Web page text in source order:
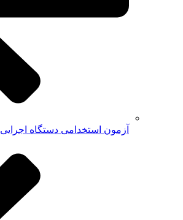
آزمون استخدامی دستگاه اجرایی